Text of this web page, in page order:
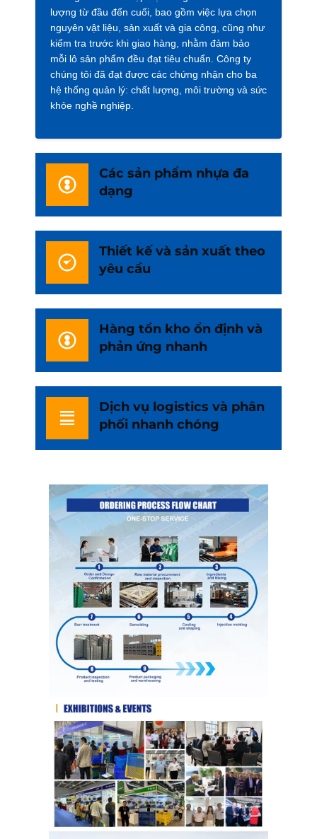
lượng từ đầu đến cuối, bao gồm việc lựa chọn
nguyên vật liệu, sản xuất và gia công, cũng như
kiểm tra trước khi giao hàng, nhằm đảm bảo
mỗi lô sản phẩm đều đạt tiêu chuẩn. Công ty
chúng tôi đã đạt được các chứng nhận cho ba
hệ thống quản lý: chất lượng, môi trường và sức
khỏe nghề nghiệp.
Các sản phẩm nhựa đa
dạng
Thiết kế và sản xuất theo
yêu cầu
Hàng tồn kho ổn định và
phản ứng nhanh
Dịch vụ logistics và phân
phối nhanh chóng